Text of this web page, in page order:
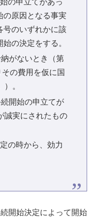
の申立てがあっ
の原因となる事実
号のいずれかに該
の決定をする。
がないとき（第
の費用を仮に国
。
開始の申立てが
誠実にされたもの
の時から、効力
開始決定によって開始